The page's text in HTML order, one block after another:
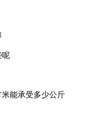
呢
能承受多少公斤